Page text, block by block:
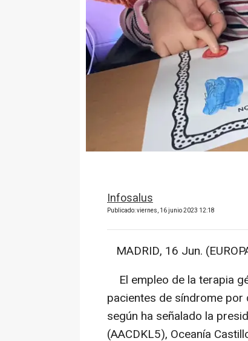
Infosalus
Publicado: viernes, 16 junio 2023 12:18
MADRID, 16 Jun.
El empleo de la terapia
pacientes de síndrome
según ha señalado la
(AACDKL5), Oceanía